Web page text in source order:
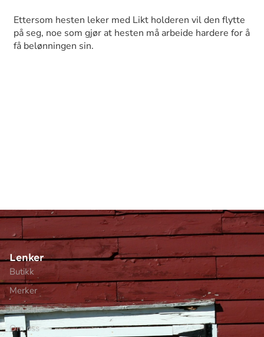
Ettersom hesten leker med Likt holderen vil den flytte
på seg, noe som gjør at hesten må arbeide hardere for å
få belønningen sin.
Lenker
Butikk
Merker
Min side
Om oss